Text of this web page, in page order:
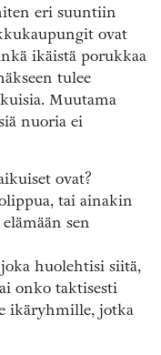
eri suuntiin
ovat
ikäistä porukkaa
tulee
Muutama
nuoria ei
ovat?
tai ainakin
sen
huolehtisi siitä,
onko taktisesti
ikäryhmille, jotka